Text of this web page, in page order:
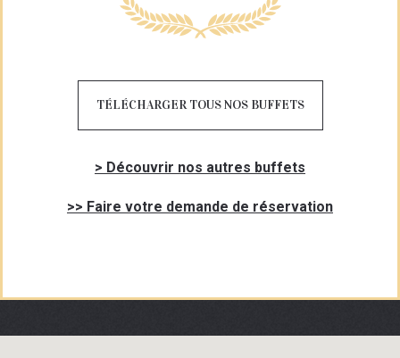
TÉLÉCHARGER TOUS NOS BUFFETS
> Découvrir nos autres buffets
>> Faire votre demande de réservation